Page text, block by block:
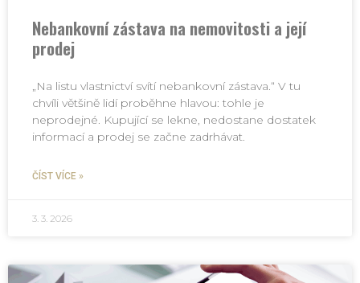
Nebankovní zástava na nemovitosti a její
prodej
„Na listu vlastnictví svítí nebankovní zástava.“ V tu
chvíli většině lidí proběhne hlavou: tohle je
neprodejné. Kupující se lekne, nedostane dostatek
informací a prodej se začne zadrhávat.
ČÍST VÍCE »
3. 3. 2026